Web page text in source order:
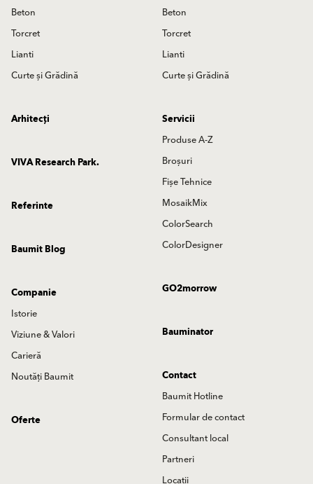
Beton
Torcret
Lianti
Curte și Grădină
Beton
Torcret
Lianti
Curte și Grădină
Arhitecți
Servicii
Produse A-Z
Broșuri
Fișe Tehnice
MosaikMix
ColorSearch
ColorDesigner
VIVA Research Park.
Referinte
Baumit Blog
GO2morrow
Companie
Istorie
Viziune & Valori
Carieră
Noutăți Baumit
Bauminator
Contact
Baumit Hotline
Formular de contact
Consultant local
Partneri
Locatii
Oferte